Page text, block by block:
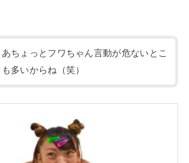
あちょっとフワちゃん言動が危ないとこ
多いからね（笑）